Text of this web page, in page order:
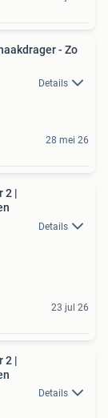
- Zo
Details
28 mei 26
2 |
Details
23 jul 26
2 |
Details